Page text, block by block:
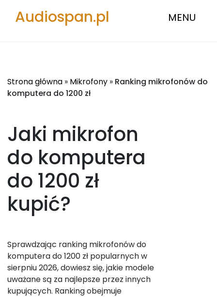
Audiospan.pl MENU
Strona główna » Mikrofony » Ranking mikrofonów do
komputera do 1200 zł
Jaki mikrofon
do komputera
do 1200 zł
kupić?
Sprawdzając ranking mikrofonów do
komputera do 1200 zł popularnych w
sierpniu 2026, dowiesz się, jakie modele
uważane są za najlepsze przez innych
kupujących. Ranking obejmuje